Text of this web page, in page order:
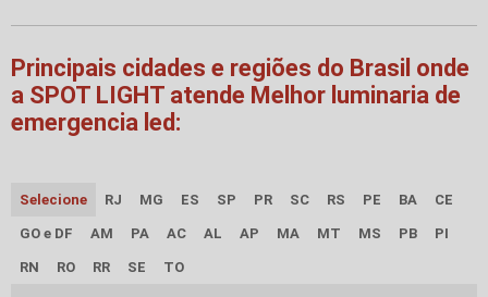
Principais cidades e regiões do Brasil onde
a SPOT LIGHT atende Melhor luminaria de
emergencia led:
Selecione RJ MG ES SP PR SC RS PE BA CE
GO e DF AM PA AC AL AP MA MT MS PB PI
RN RO RR SE TO